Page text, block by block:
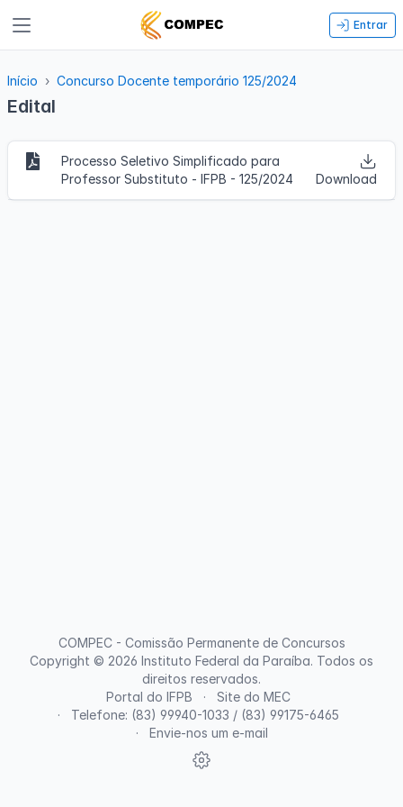
Entrar
Início Concurso Docente temporário 125/2024
Edital
Processo Seletivo Simplificado para
Professor Substituto - IFPB - 125/2024
Download
Portal do IFPB
Site do MEC
Telefone: (83) 99940-1033 / (83) 99175-6465
Envie-nos um e-mail
COMPEC - Comissão Permanente de Concursos
Copyright © 2026 Instituto Federal da Paraíba. Todos os
direitos reservados.